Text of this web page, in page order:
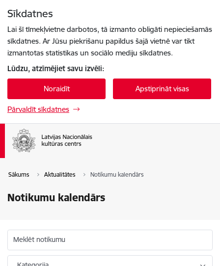
Sīkdatnes
Lai šī tīmekļvietne darbotos, tā izmanto obligāti nepieciešamās
sīkdatnes. Ar Jūsu piekrišanu papildus šajā vietnē var tikt
izmantotas statistikas un sociālo mediju sīkdatnes.
Lūdzu, atzīmējiet savu izvēli:
Noraidīt Apstiprināt visas
Pārvaldīt sīkdatnes
Sākums Aktualitātes Notikumu kalendārs
Notikumu kalendārs
Meklēt notikumu